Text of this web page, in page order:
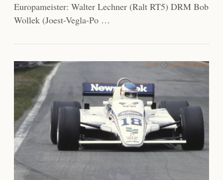
Europameister: Walter Lechner (Ralt RT5) DRM Bob
Wollek (Joest-Vegla-Po …